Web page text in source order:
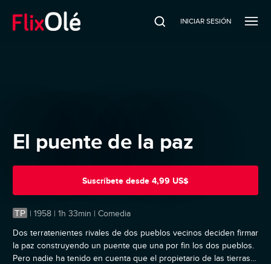
INICIAR SESIÓN
El puente de la paz
Suscríbete desde 4,99 US$
TP | 1958 | 1h 33min | Comedia
Dos terratenientes rivales de dos pueblos vecinos deciden firmar
la paz construyendo un puente que una por fin los dos pueblos.
Pero nadie ha tenido en cuenta que el propietario de las tierras